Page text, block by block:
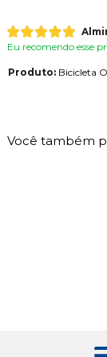
Eu recomendo esse
Produto:Bicicleta
Você também